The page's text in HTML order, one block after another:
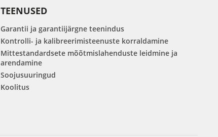
TEENUSED
Garantii ja garantiijärgne teenindus
Kontrolli- ja kalibreerimisteenuste korraldamine
Mittestandardsete mõõtmislahenduste leidmine ja
arendamine
Soojusuuringud
Koolitus